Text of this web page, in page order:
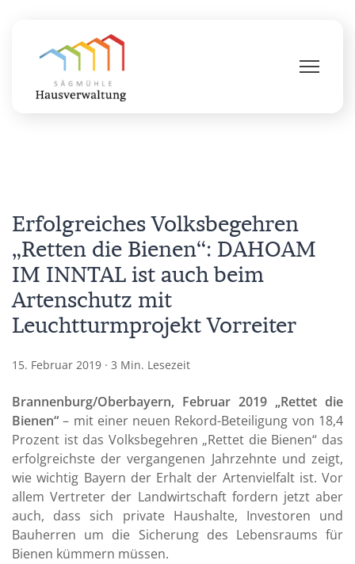
Erfolgreiches Volksbegehren
„Retten die Bienen“: DAHOAM
IM INNTAL ist auch beim
Artenschutz mit
Leuchtturmprojekt Vorreiter
15. Februar 2019 · 3 Min. Lesezeit
Brannenburg/Oberbayern, Februar 2019 „Rettet die
Bienen“ – mit einer neuen Rekord-Beteiligung von 18,4
Prozent ist das Volksbegehren „Rettet die Bienen“ das
erfolgreichste der vergangenen Jahrzehnte und zeigt,
wie wichtig Bayern der Erhalt der Artenvielfalt ist. Vor
allem Vertreter der Landwirtschaft fordern jetzt aber
auch, dass sich private Haushalte, Investoren und
Bauherren um die Sicherung des Lebensraums für
Bienen kümmern müssen.